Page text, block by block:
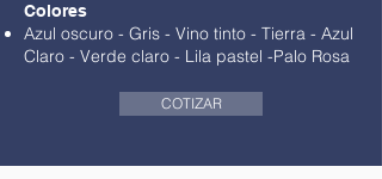
Colores
Azul oscuro - Gris - Vino tinto - Tierra - Azul
Claro - Verde claro - Lila pastel -Palo Rosa
COTIZAR